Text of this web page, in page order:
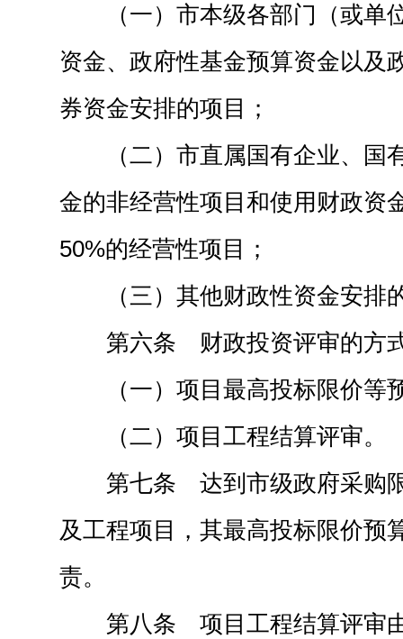
（一）市本级各部门（或
资金、政府性基金预算资金以及
券资金安排的项目；
（二）市直属国有企业、
金的非经营性项目和使用财政资
50%的经营性项目；
（三）其他财政性资金安排
第六条 财政投资评审的方
（一）项目最高投标限价等
（二）项目工程结算评审。
第七条 达到市级政府采购
及工程项目，其最高投标限价预
责。
第八条 项目工程结算评审